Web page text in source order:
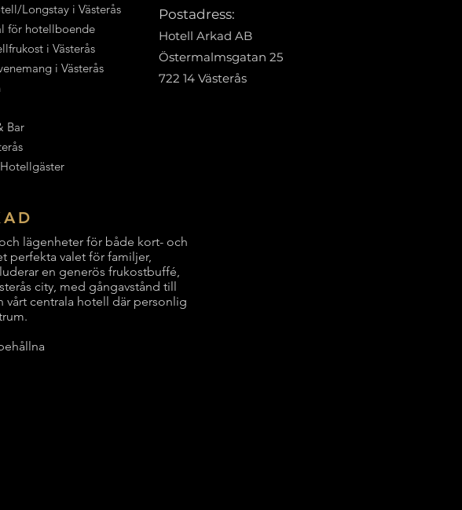
Longstay i Västerås
för hotellboende
i Västerås
i Västerås
Bar
Postadress:
Hotell Arkad AB
Östermalmsgatan 25
722 14 Västerås
lägenheter för både kort- och
perfekta valet för familjer,
en generös frukostbuffé,
city, med gångavstånd till
vårt centrala hotell där personlig